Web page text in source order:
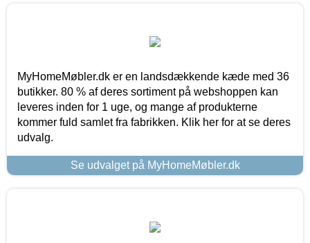
MyHomeMøbler.dk er en landsdækkende kæde med 36
butikker. 80 % af deres sortiment på webshoppen kan
leveres inden for 1 uge, og mange af produkterne
kommer fuld samlet fra fabrikken. Klik her for at se deres
udvalg.
Se udvalget på MyHomeMøbler.dk